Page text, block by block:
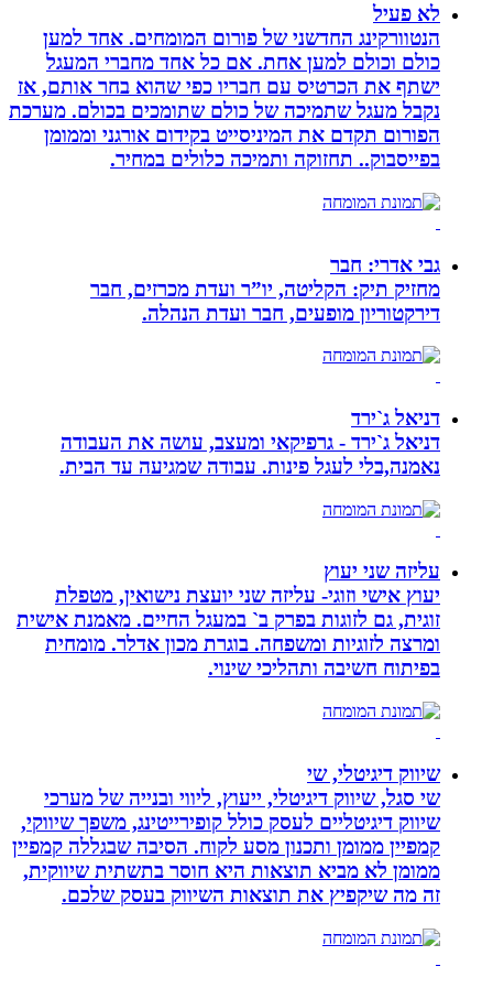
לא פעיל
הנטוורקינג החדשני של פורום המומחים. אחד למען
כולם וכולם למען אחת. אם כל אחד מחברי המעגל
ישתף את הכרטיס עם חבריו כפי שהוא בחר אותם, אז
נקבל מעגל שתמיכה של כולם שתומכים בכולם. מערכת
הפורום תקדם את המיניסייט בקידום אורגני וממומן
בפייסבוק.. תחזוקה ותמיכה כלולים במחיר.
גבי אדרי: חבר
מחזיק תיק: הקליטה, יו”ר ועדת מכרזים, חבר
דירקטוריון מופעים, חבר ועדת הנהלה.
דניאל ג`ירד
דניאל ג`ירד - גרפיקאי ומעצב, עושה את העבודה
נאמנה,בלי לעגל פינות. עבודה שמגיעה עד הבית.
עליזה שני יעוץ
יעוץ אישי וזוגי- עליזה שני יועצת נישואין, מטפלת
זוגית, גם לזוגות בפרק ב` במעגל החיים. מאמנת אישית
ומרצה לזוגיות ומשפחה. בוגרת מכון אדלר. מומחית
בפיתוח חשיבה ותהליכי שינוי.
שיווק דיגיטלי, שי
שי סגל, שיווק דיגיטלי, ייעוץ, ליווי ובנייה של מערכי
שיווק דיגיטליים לעסק כולל קופירייטינג, משפך שיווקי,
קמפיין ממומן ותכנון מסע לקוח. הסיבה שבגללה קמפיין
ממומן לא מביא תוצאות היא חוסר בתשתית שיווקית,
זה מה שיקפיץ את תוצאות השיווק בעסק שלכם.